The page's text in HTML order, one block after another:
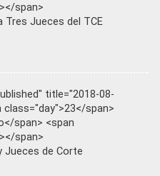
span>
Tres Jueces del TCE
title="2018-08-
class="day">23</span>
span> <span
span>
Jueces de Corte